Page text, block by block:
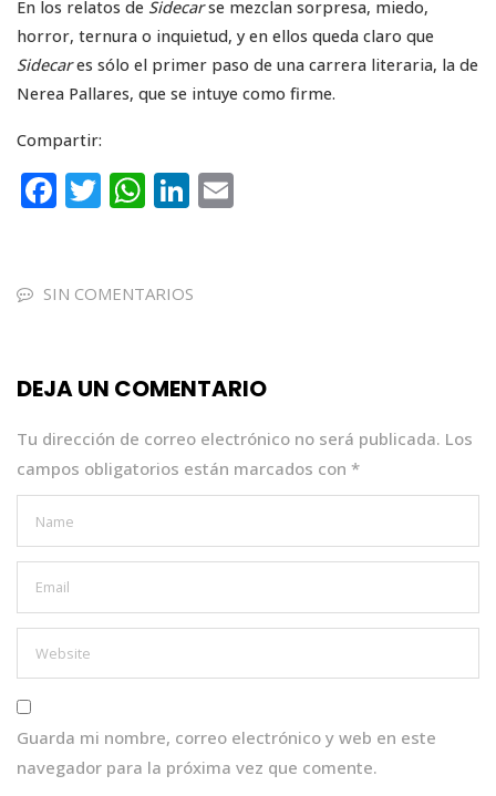
En los relatos de Sidecarse mezclan sorpresa, miedo,
horror, ternura o inquietud, y en ellos queda claro que
Sidecares sólo el primer paso de una carrera literaria, la de
Nerea Pallares, que se intuye como firme.
Compartir:
F
e
o
k
T
te
W
ts
p
Li
e
SIN COMENTARIOS
DEJA UN COMENTARIO
Tu dirección de correo electrónico no será publicada. Los
campos obligatorios están marcados con *
Guarda mi nombre, correo electrónico y web en este
navegador para la próxima vez que comente.